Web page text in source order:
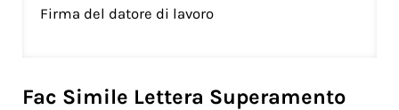
Firma del datore di lavoro
Fac Simile Lettera Superamento